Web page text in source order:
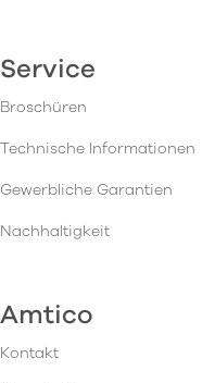
Service
Broschüren
Technische Informationen
Gewerbliche Garantien
Nachhaltigkeit
Amtico
Kontakt